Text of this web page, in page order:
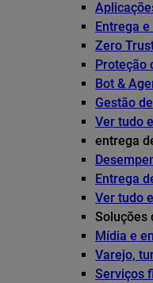
Entrega
Zero
Proteção
Bot &
Gestão
Ver tudo
entrega
Entrega
Ver tudo
Soluções
Mídia e
Varejo,
Serviços